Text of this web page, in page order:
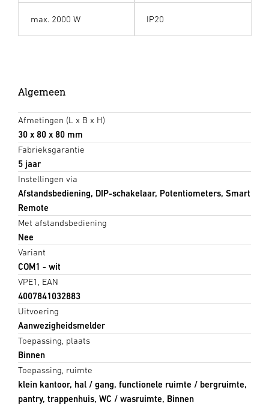
max. 2000 W IP20
Algemeen
Afmetingen (L x B x H)
30 x 80 x 80 mm
Fabrieksgarantie
5 jaar
Instellingen via
Afstandsbediening, DIP-schakelaar, Potentiometers, Smart
Remote
Met afstandsbediening
Nee
Variant
COM1 - wit
VPE1, EAN
4007841032883
Uitvoering
Aanwezigheidsmelder
Toepassing, plaats
Binnen
Toepassing, ruimte
klein kantoor, hal / gang, functionele ruimte / bergruimte,
pantry, trappenhuis, WC / wasruimte, Binnen